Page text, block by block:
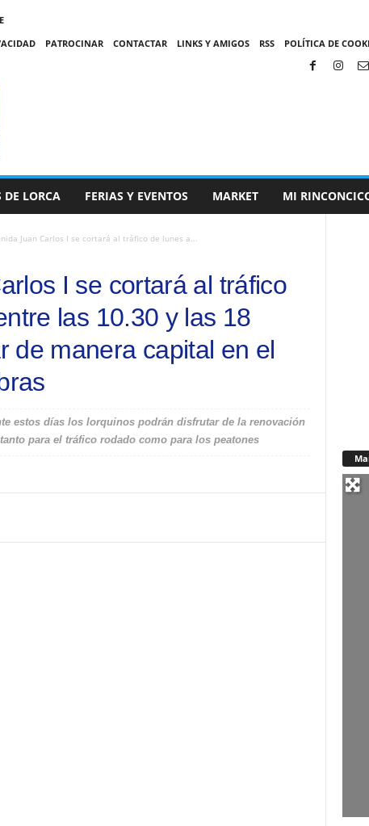
PATROCINAR CONTACTAR LINKS Y AMIGOS RSS POLÍTICA DE
DE LORCA FERIAS Y EVENTOS MARKET MI
Juan Carlos I se cortará al tráfico de lunes a...
I se cortará al tráfico
las 10.30 y las 18
de manera capital en el
estos días los lorquinos podrán disfrutar de la renovación
para el tráfico rodado como para los peatones